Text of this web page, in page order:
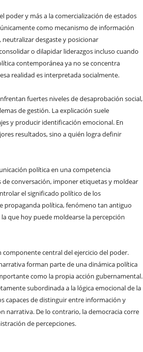
poder y más a la comercialización de estados
como mecanismo de información
desgaste y posicionar
o dilapidar liderazgos incluso cuando
contemporánea ya no se concentra
realidad es interpretada socialmente.
fuertes niveles de desaprobación social,
de gestión. La explicación suele
y producir identificación emocional. En
resultados, sino a quién logra definir
política en una competencia
conversación, imponer etiquetas y moldear
el significado político de los
propaganda política, fenómeno tan antiguo
que hoy puede moldearse la percepción
central del ejercicio del poder.
forman parte de una dinámica política
como la propia acción gubernamental.
subordinada a la lógica emocional de la
capaces de distinguir entre información y
narrativa. De lo contrario, la democracia corre
de percepciones.